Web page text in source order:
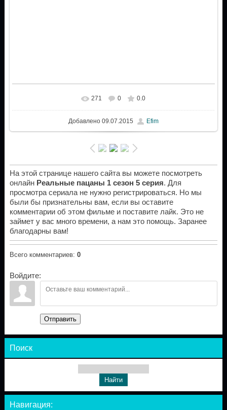
271 0 0.0
Добавлено09.07.2015 Efim
На этой странице нашего сайта вы можете посмотреть
онлайн Реальные пацаны 1 сезон 5 серия. Для
просмотра сериала не нужно регистрироваться. Но мы
были бы признательны вам, если вы оставите
комментарии об этом фильме и поставите лайк. Это не
займет у вас много времени, а нам это помощь. Заранее
благодарны вам!
Всего комментариев: 0
Войдите:
Отправить
Поиск
Навигация: